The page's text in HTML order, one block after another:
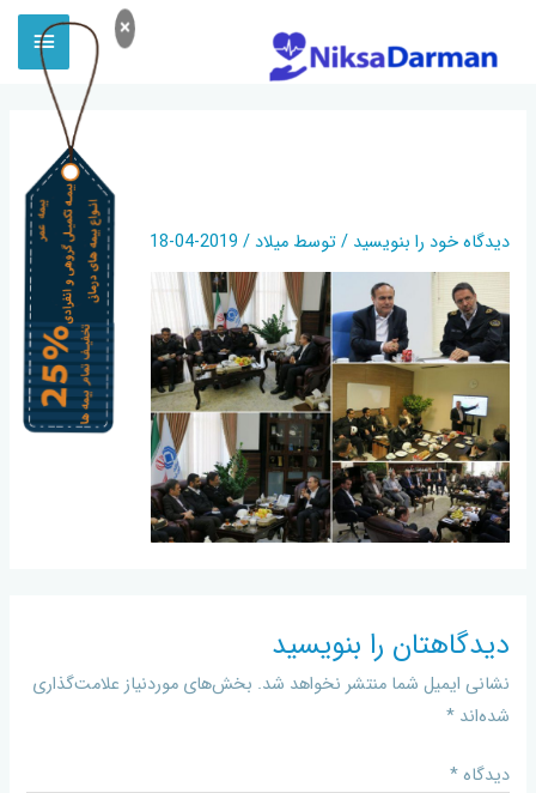
×
PHOTO_2019-04-18_17-07-
دیدگاه‌ خود را بنویسید / توسطمیلاد/
2019-04-18
دیدگاهتان را بنویسید
نشانی ایمیل شما منتشر نخواهد شد. بخش‌های موردنیاز علامت‌گذاری
شده‌اند*
دیدگاه*